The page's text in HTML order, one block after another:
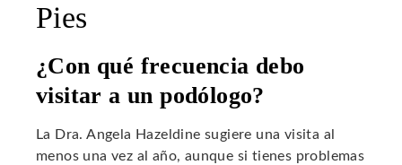
Pies
¿Con qué frecuencia debo
visitar a un podólogo?
La Dra. Angela Hazeldine sugiere una visita al
menos una vez al año, aunque si tienes problemas